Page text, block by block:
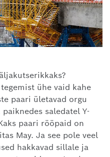
ühe vaid kahe
paari ületavad orgu
saledatel Y-
paari rööpaid on
May. Ja see pole veel
hakkavad sillale ja